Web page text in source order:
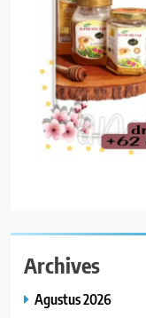
Archives
Agustus 2026